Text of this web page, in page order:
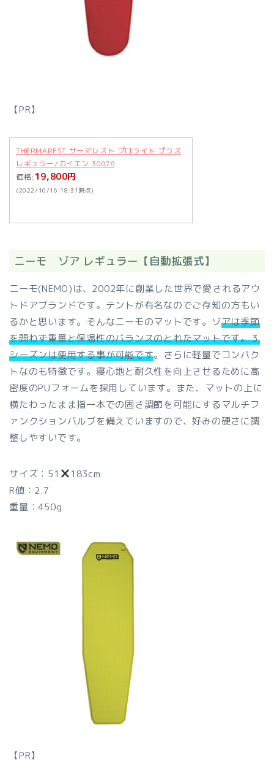
【PR】
THERMAREST サーマレスト プロライト プラス
レギュラー/カイエン 30076
価格: 19,800円
(2022/10/16 18:31時点)
ニーモ ゾア レギュラー【自動拡張式】
ニーモ(NEMO)は、2002年に創業した世界で愛されるアウ
トドアブランドです。テントが有名なのでご存知の方もい
るかと思います。そんなニーモのマットです。ゾアは季節
を問わず重量と保温性のバランスのとれたマットです。３
シーズンは使用する事が可能です。さらに軽量でコンパク
トなのも特徴です。寝心地と耐久性を向上させるために高
密度のPUフォームを採用しています。また、マットの上に
横たわったまま指一本での固さ調節を可能にするマルチフ
ァンクションバルブを備えていますので、好みの硬さに調
整しやすいです。
サイズ：51
183cm
R値：2.7
重量：450g
【PR】